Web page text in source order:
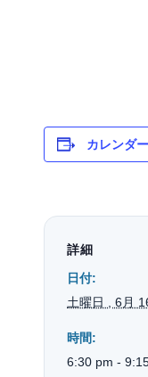
カレンダ
詳細
日付:
土曜日 , 6月
時間:
6:30 pm -